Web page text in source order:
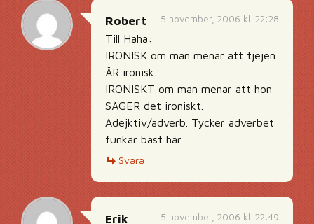
5 november, 2006 kl. 22:28
Robert
Till Haha:
IRONISK om man menar att tjejen
ÄR ironisk.
IRONISKT om man menar att hon
SÄGER det ironiskt.
Adejktiv/adverb. Tycker adverbet
funkar bäst här.
Svara
5 november, 2006 kl. 22:49
Erik